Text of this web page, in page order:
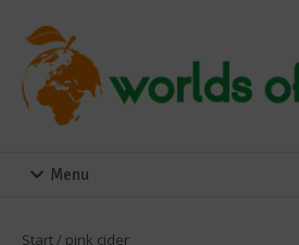
Menu
Start/ pink cider